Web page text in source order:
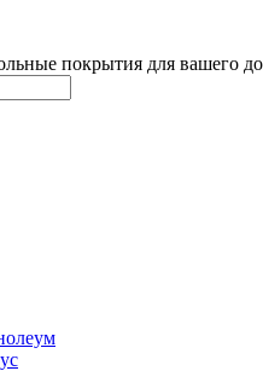
покрытия для вашего